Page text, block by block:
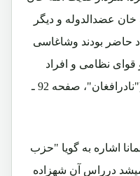
عضدالدوله و دیگر
حاضر بودند وشاغاسی
نظامی و افراد
ملکی مشرقی باو بیعت کردند.» ("نادرافغان"، صفحه 92 ـ
اشاره به گویا "حزب
درراس آن شهزاده